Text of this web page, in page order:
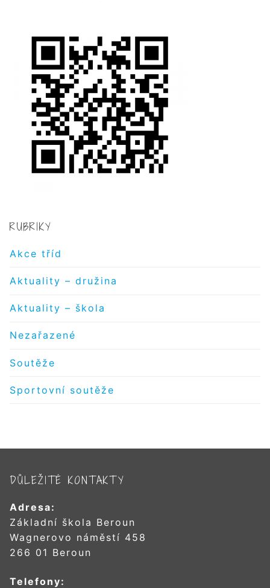
RUBRIKY
Akce tříd
Aktuality – družina
Aktuality – škola
Nezařazené
Soutěže
Sportovní soutěže
DŮLEŽITÉ KONTAKTY
Adresa:
Základní škola Beroun
Wagnerovo náměstí 458
266 01 Beroun
Telefony: